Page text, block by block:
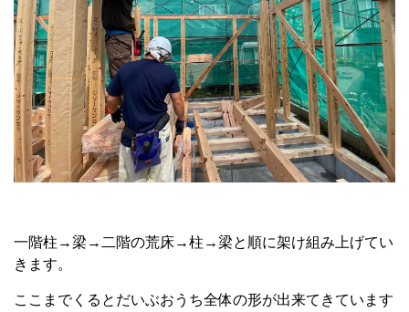
一階柱→梁→二階の荒床→柱→梁と順に架け組み上げてい
きます。
ここまでくるとだいぶおうち全体の形が出来てきています